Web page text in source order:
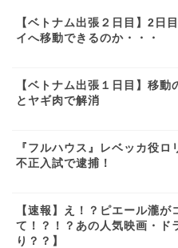
【ベトナム出張２日目】2日
イへ移動できるのか・・・
【ベトナム出張１日目】移
とヤギ肉で解消
『フルハウス』レベッカ役
不正入試で逮捕！
【速報】え！？ピエール瀧
て！？！？あの人気映画・ド
り？？】